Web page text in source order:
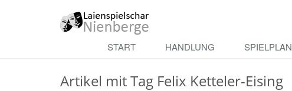
to
main
Theater
Nienberge
START HANDLUNG SPIELPLAN
Artikel mit Tag Felix Ketteler-Eising